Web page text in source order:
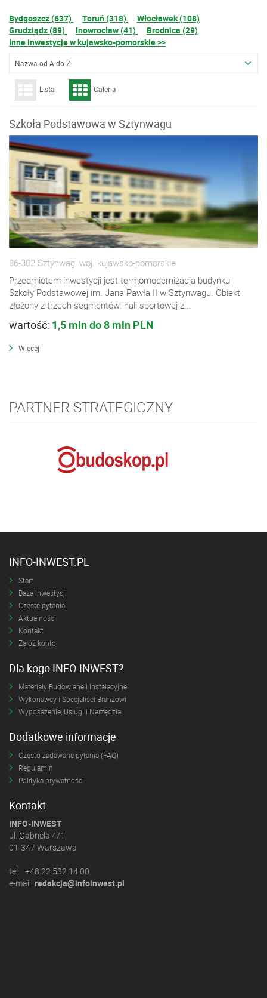
Bydgoszcz (637) Toruń (318)
Włocławek (108)
Grudziądz (89)
Inowrocław (41)
Brodnica (29)
Inne inwestycje w kujawsko-pomorskie >>
Nazwa od A do Z
Lista Galeria
Szkoła Podstawowa w Sztynwagu
86-302 Sztynwag, woj. kujawsko-pomorskie
Przedmiotem inwestycji jest termomodernizacja budynku
Szkoły Podstawowej im. Jana Pawła II w Sztynwagu. Obiekt
złożony z trzech segmentów: hali sportowej z...
wartość: 1,5 mln do 8 mln PLN
Więcej
PARTNER STRATEGICZNY
INFO-INWEST.PL
Start
Baza inwestycji
Częste pytania
Aktualności
Kontakt
Załóż konto
Dla kogo INFO-INWEST?
Materiały Budowlane i Instalacyjne
Wykonawcy i Specjaliści Branżowi
Wyposażenie, Usługi i Narzędzia
Dodatkowe informacje
Często zadawane pytania (FAQ)
Regulamin
Polityka prywatności
Kontakt
INFO-INWEST
ul. Gabriela 4/1
01-347 Warszawa
tel. +48 22 532 14 00
e-mail: redakcja@infoinwest.pl